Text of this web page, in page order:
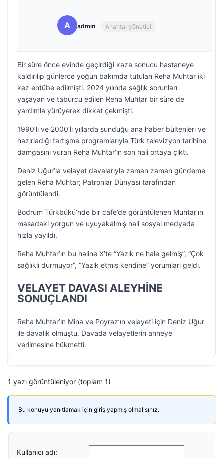
A admin Anahtar yönetici
Bir süre önce evinde geçirdiği kaza sonucu hastaneye
kaldırılıp günlerce yoğun bakımda tutulan Reha Muhtar iki
kez entübe edilmişti. 2024 yılında sağlık sorunları
yaşayan ve taburcu edilen Reha Muhtar bir süre de
yardımla yürüyerek dikkat çekmişti.
1990’lı ve 2000’li yıllarda sunduğu ana haber bültenleri ve
hazırladığı tartışma programlarıyla Türk televizyon tarihine
damgasını vuran Reha Muhtar’ın son hali ortaya çıktı.
Deniz Uğur’la velayet davalarıyla zaman zaman gündeme
gelen Reha Muhtar; Patronlar Dünyası tarafından
görüntülendi.
Bodrum Türkbükü’nde bir cafe’de görüntülenen Muhtar’ın
masadaki yorgun ve uyuyakalmış hali sosyal medyada
hızla yayıldı.
Reha Muhtar’ın bu haline X’te “Yazık ne hale gelmiş”, “Çok
sağlıklı durmuyor”, “Yazık etmiş kendine” yorumları geldi.
VELAYET DAVASI ALEYHİNE
SONUÇLANDI
Reha Muhtar’ın Mina ve Poyraz’ın velayeti için Deniz Uğur
ile davalık olmuştu. Davada velayetlerin anneye
verilmesine hükmetti.
1 yazı görüntüleniyor (toplam 1)
Bu konuyu yanıtlamak için giriş yapmış olmalısınız.
Kullanıcı adı: